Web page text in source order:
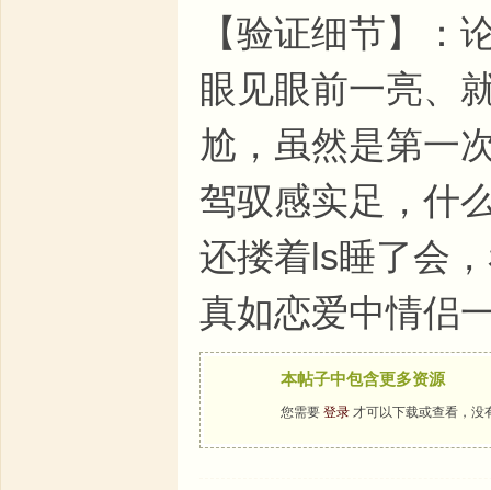
【验证细节】：
眼见眼前一亮、
尬，虽然是第一
驾驭感实足，什
还搂着ls睡了会
真如恋爱中情侣
本帖子中包含更多资源
您需要 登录 才可以下载或查看，没